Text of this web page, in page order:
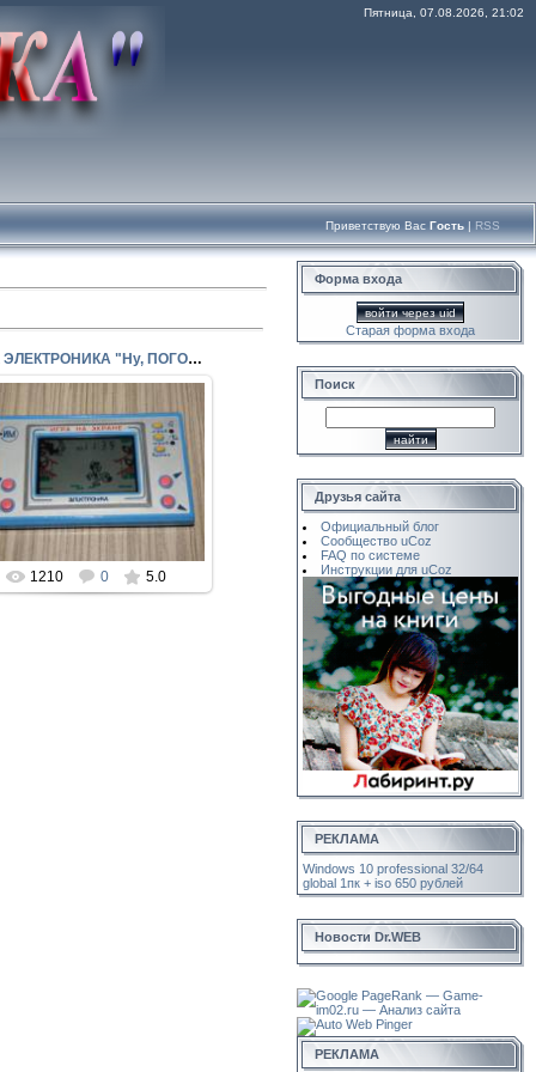
Пятница, 07.08.2026, 21:02
Приветствую Вас Гость | RSS
Игра ЭЛЕКТРОНИКА "Ну, ПОГОДИ!"
15.04.2014
perepelin
1210 0 5.0
Форма входа
войти через uid
Старая форма входа
Поиск
Друзья сайта
Официальный блог
Сообщество uCoz
FAQ по системе
Инструкции для uCoz
РЕКЛАМА
Windows 10 professional 32/64
global 1пк + iso 650 рублей
Новости Dr.WEB
РЕКЛАМА